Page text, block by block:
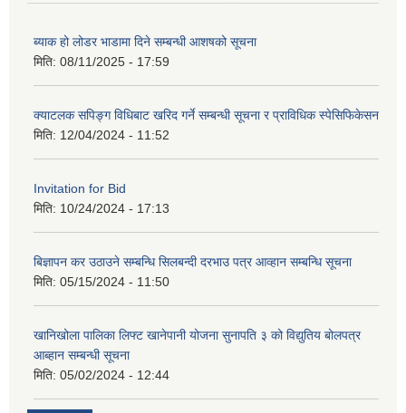
ब्याक हो लोडर भाडामा दिने सम्बन्धी आशषको सूचना
मिति: 08/11/2025 - 17:59
क्याटलक सपिङ्ग विधिबाट खरिद गर्ने सम्बन्धी सूचना र प्राविधिक स्पेसिफिकेसन
मिति: 12/04/2024 - 11:52
Invitation for Bid
मिति: 10/24/2024 - 17:13
बिज्ञापन कर उठाउने सम्बन्धि सिलबन्दी दरभाउ पत्र आव्हान सम्बन्धि सूचना
मिति: 05/15/2024 - 11:50
खानिखोला पालिका लिफ्ट खानेपानी योजना सुनापति ३ को विद्युतिय बोलपत्र
आब्हान सम्बन्धी सूचना
मिति: 05/02/2024 - 12:44